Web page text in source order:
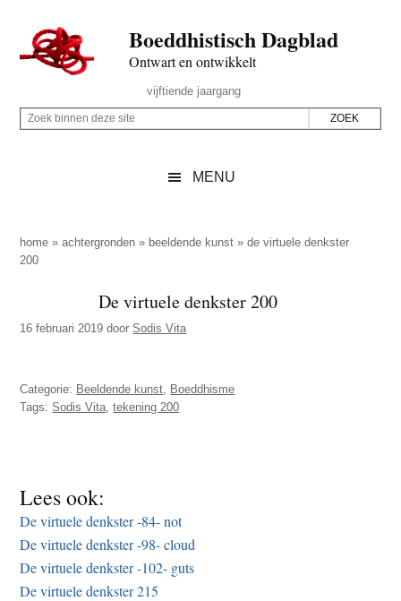
naar
de
inhoud
secondary
naar
de
sidebar
naar
de
Boeddhistisch Dagblad
Ontwart en ontwikkelt
Rechts
vijftiende jaargang
Z
p
d
z
i
t
Z
i
n
n
z
t
e
MENU
home »achtergronden » beeldende kunst »de virtuele denkster
200
De virtuele denkster 200
16 februari 2019 doorSodis Vita
Categorie: Beeldende kunst Boeddhisme
Tags:Sodis Vita ,tekening 200
Lees ook:
De virtuele denkster -84- not
De virtuele denkster -98- cloud
De virtuele denkster -102- guts
De virtuele denkster 215